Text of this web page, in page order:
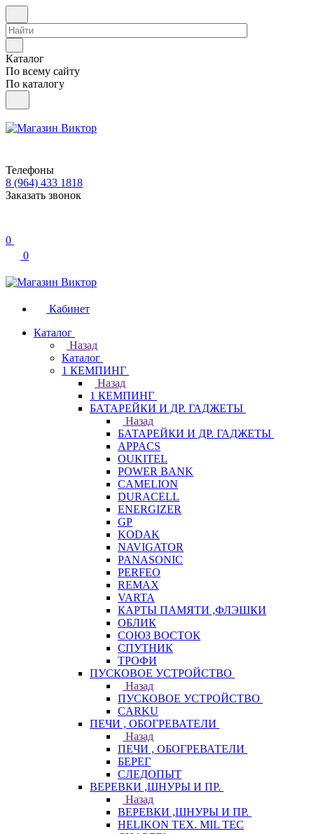
Каталог
По всему сайту
По каталогу
Телефоны
8 (964) 433 1818
Заказать звонок
0
0
Кабинет
Каталог
Назад
Каталог
1 КЕМПИНГ
Назад
1 КЕМПИНГ
БАТАРЕЙКИ И ДР. ГАДЖЕТЫ
Назад
БАТАРЕЙКИ И ДР. ГАДЖЕТЫ
APPACS
OUKITEL
POWER BANK
CAMELION
DURACELL
ENERGIZER
GP
KODAK
NAVIGATOR
PANASONIC
PERFEO
REMAX
VARTA
КАРТЫ ПАМЯТИ ,ФЛЭШКИ
ОБЛИК
СОЮЗ ВОСТОК
СПУТНИК
ТРОФИ
ПУСКОВОЕ УСТРОЙСТВО
Назад
ПУСКОВОЕ УСТРОЙСТВО
CARKU
ПЕЧИ , ОБОГРЕВАТЕЛИ
Назад
ПЕЧИ , ОБОГРЕВАТЕЛИ
БЕРЕГ
СЛЕДОПЫТ
ВЕРЕВКИ ,ШНУРЫ И ПР.
Назад
ВЕРЕВКИ ,ШНУРЫ И ПР.
HELIKON TEX. MIL TEC